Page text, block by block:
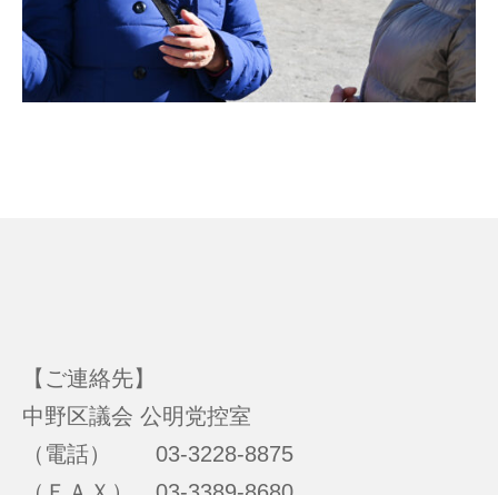
【ご連絡先】
中野区議会 公明党控室
（電話） 03-3228-8875